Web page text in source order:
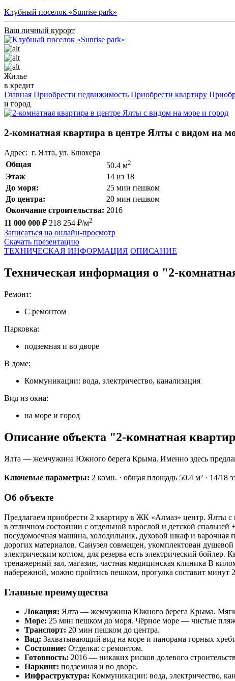
Клубный поселок «Sunrise park»
Ваш личный курорт
Жилье
в кредит
Главная Приобрести недвижимость Приобрести квартиру
и город
2-комнатная квартира в центре Ялты с видом на
Адрес: г. Ялта, ул. Блюхера
Общая
50.4 м2
Этаж
14 из 18
До моря:
25 мин пешком
До центра:
20 мин пешком
Окончание строительства: 2016
11 000 000 ₽ 218 254 ₽/м2
Записаться на онлайн-просмотр
Скачать презентацию
ТЕХНИЧЕСКАЯ ИНФОРМАЦИЯ ОПИСАНИЕ
Техническая информация о "2-
Ремонт:
С ремонтом
Парковка:
подземная и во дворе
В доме:
Коммуникации: вода, электричество, канализация
Вид из окна:
на море и город
Описание объекта "2-комнатная
Ялта — жемчужина Южного берега Крыма. Именно здесь
Ключевые параметры: 2 комн. · общая площадь 50.4 м² · 14/18
Об объекте
Предлагаем приобрести 2 квартиру в ЖК «Алмаз» центр. Ялты
в отличном состоянии с отдельной взрослой и детской
посудомоечная машина, холодильник, духовой шкаф и варочная
дорогих материалов. Санузел совмещен, укомплектован
электрическим котлом, для резерва есть электрический
тренажерный зал, магазин, частная медицинская клиника В
набережной, можно пройтись пешком, прогулка составит минут
Главные преимущества
Локация: Ялта — жемчужина Южного берега Крыма.
Море: 25 мин пешком до моря. Чёрное море — чистые
Транспорт: 20 мин пешком до центра.
Вид: Захватывающий вид на море и панорама горных
Состояние: Отделка: с ремонтом.
Готовность: 2016 — никаких рисков долевого
Паркинг: подземная и во дворе.
Инфраструктура: Коммуникации: вода, электричество,